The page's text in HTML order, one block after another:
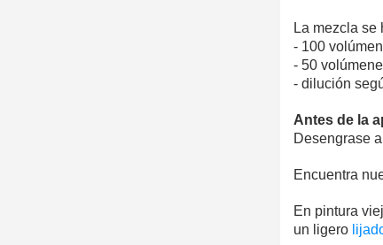
La mezcla se
- 100
- 50
- dilución
Antes de la
Desengrase
Encuentra
En pintura
un ligero